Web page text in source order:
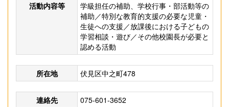
活動内容等
学級担任の補助、学校行事・部活動等の
補助／特別な教育的支援の必要な児童・
生徒への支援／放課後における子どもの
学習相談・遊び／その他校園長が必要と
認める活動
所在地 伏見区中之町478
連絡先 075-601-3652